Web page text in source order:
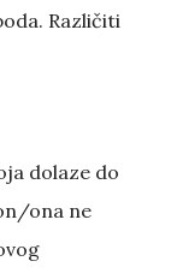
Različiti
dolaze do
ona ne